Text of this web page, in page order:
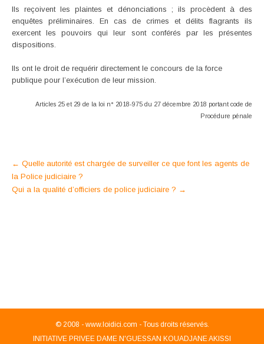
Ils reçoivent les plaintes et dénonciations ; ils procèdent à des
enquêtes préliminaires. En cas de crimes et délits flagrants ils
exercent les pouvoirs qui leur sont conférés par les présentes
dispositions.
Ils ont le droit de requérir directement le concours de la force
publique pour l’exécution de leur mission.
Articles 25 et 29 de la loi n° 2018-975 du 27 décembre 2018 portant code de
Procédure pénale
Post
navigation
← Quelle autorité est chargée de surveiller ce que font les agents de
la Police judiciaire ?
Qui a la qualité d’officiers de police judiciaire ? →
© 2008 - www.loidici.com - Tous droits réservés.
INITIATIVE PRIVEE DAME N'GUESSAN KOUADJANE AKISSI